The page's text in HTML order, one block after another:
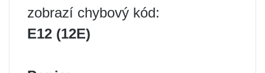
zobrazí chybový kód:
E12 (12E)